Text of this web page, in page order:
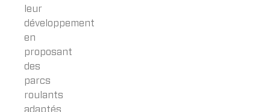
leur
développement
en
proposant
des
parcs
roulants
adaptés